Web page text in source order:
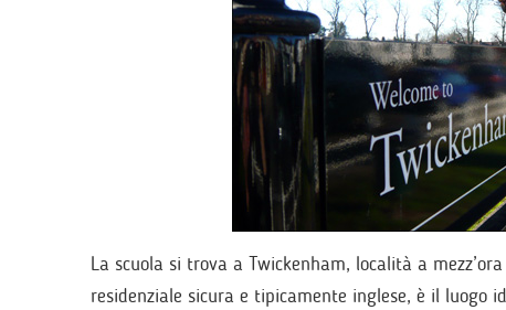
La scuola si trova a Twickenham, località a
residenziale sicura e tipicamente inglese, è il luogo